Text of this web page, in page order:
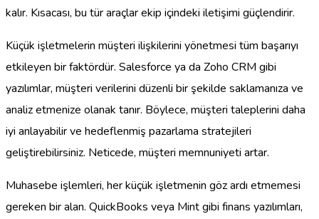
kalır. Kısacası, bu tür araçlar ekip içindeki iletişimi güçlendirir.
Küçük işletmelerin müşteri ilişkilerini yönetmesi tüm başarıyı
etkileyen bir faktördür. Salesforce ya da Zoho CRM gibi
yazılımlar, müşteri verilerini düzenli bir şekilde saklamanıza ve
analiz etmenize olanak tanır. Böylece, müşteri taleplerini daha
iyi anlayabilir ve hedeflenmiş pazarlama stratejileri
geliştirebilirsiniz. Neticede, müşteri memnuniyeti artar.
Muhasebe işlemleri, her küçük işletmenin göz ardı etmemesi
gereken bir alan. QuickBooks veya Mint gibi finans yazılımları,